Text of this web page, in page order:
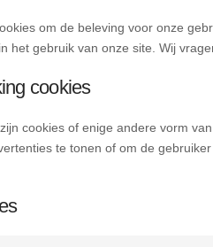
om de beleving voor onze
het gebruik van onze site. Wij
cookies
cookies of enige andere vorm
te tonen of om de